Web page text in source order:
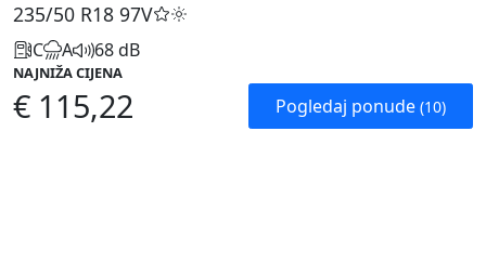
235/50 R18 97V
C A 68 dB
NAJNIŽA CIJENA
€ 115,22 Pogledaj ponude (10)